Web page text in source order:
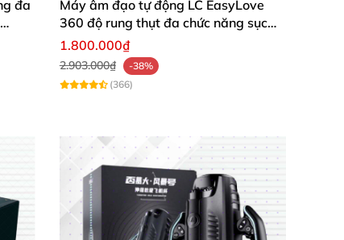
đa
Máy âm đạo tự động LC EasyLove
360 độ rung thụt đa chức năng sục
mạnh
1.800.000₫
2.903.000₫
-38%
(366)